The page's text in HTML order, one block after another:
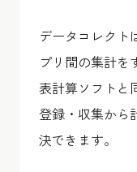
データコレクト
プリ間の集計を
表計算ソフトと
登録・収集から
決できます。